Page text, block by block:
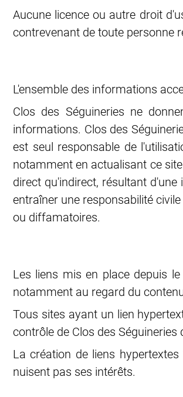
Aucune licence ou autre droit
contrevenant de toute personne
L'ensemble des informations
Clos des Séguineries ne
informations. Clos des
est seul responsable de
notamment en actualisant ce
direct qu'indirect, résultant
entraîner une responsabilité
ou diffamatoires.
Les liens mis en place depuis
notamment au regard du
Tous sites ayant un lien
contrôle de Clos des
La création de liens
nuisent pas ses intérêts.